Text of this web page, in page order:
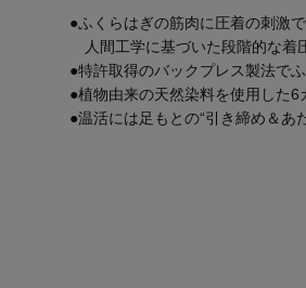
●ふくらはぎの筋肉に圧着の刺激
人間工学に基づいた段階的な着
●特許取得のバックプレス製法で
●植物由来の天然染料を使用した6
●温活には足もとの“引き締め＆あ